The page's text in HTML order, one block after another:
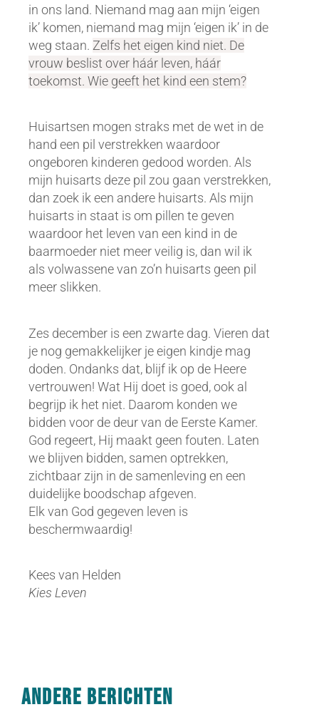
in ons land. Niemand mag aan mijn ‘eigen
ik’ komen, niemand mag mijn ‘eigen ik’ in de
weg staan. Zelfs het eigen kind niet. De
vrouw beslist over háár leven, háár
toekomst. Wie geeft het kind een stem?
Huisartsen mogen straks met de wet in de
hand een pil verstrekken waardoor
ongeboren kinderen gedood worden. Als
mijn huisarts deze pil zou gaan verstrekken,
dan zoek ik een andere huisarts. Als mijn
huisarts in staat is om pillen te geven
waardoor het leven van een kind in de
baarmoeder niet meer veilig is, dan wil ik
als volwassene van zo’n huisarts geen pil
meer slikken.
Zes december is een zwarte dag. Vieren dat
je nog gemakkelijker je eigen kindje mag
doden. Ondanks dat, blijf ik op de Heere
vertrouwen! Wat Hij doet is goed, ook al
begrijp ik het niet. Daarom konden we
bidden voor de deur van de Eerste Kamer.
God regeert, Hij maakt geen fouten. Laten
we blijven bidden, samen optrekken,
zichtbaar zijn in de samenleving en een
duidelijke boodschap afgeven.
Elk van God gegeven leven is
beschermwaardig!
Kees van Helden
Kies Leven
Andere berichten